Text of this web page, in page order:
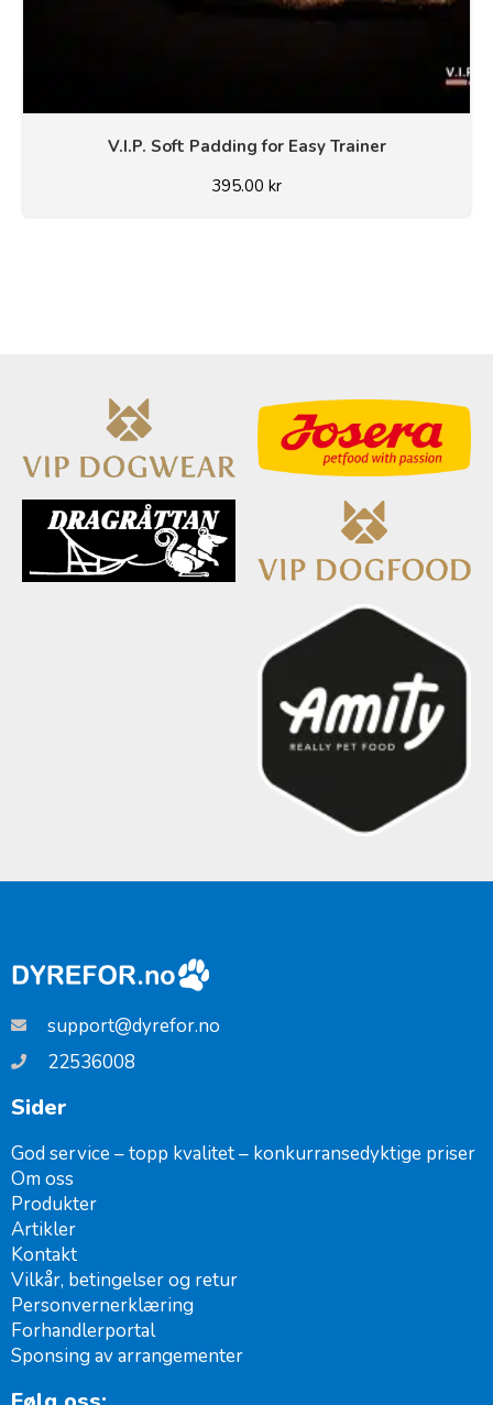
V.I.P. Soft Padding for Easy Trainer
395.00 kr
support@dyrefor.no
22536008
Sider
God service – topp kvalitet – konkurransedyktige priser
Om oss
Produkter
Artikler
Kontakt
Vilkår, betingelser og retur
Personvernerklæring
Forhandlerportal
Sponsing av arrangementer ​